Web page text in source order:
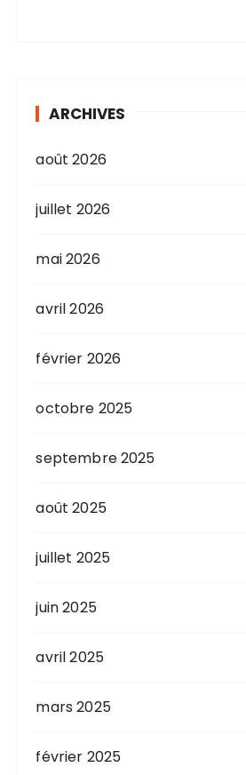
ARCHIVES
août 2026
juillet 2026
mai 2026
avril 2026
février 2026
octobre 2025
septembre 2025
août 2025
juillet 2025
juin 2025
avril 2025
mars 2025
février 2025